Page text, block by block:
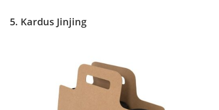
5. Kardus Jinjing